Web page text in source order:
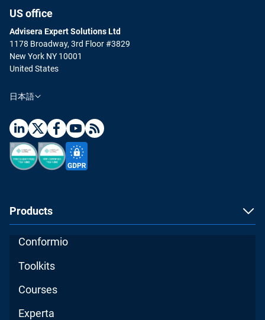
US office
Advisera Expert Solutions Ltd
1178 Broadway, 3rd Floor #3829
New York NY 10001
United States
日本語
Products
Conformio
Toolkits
Courses
Experta